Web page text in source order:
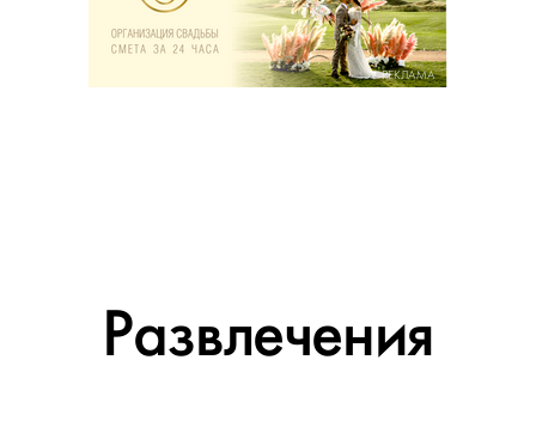
РЕКЛАМА
Развлечения